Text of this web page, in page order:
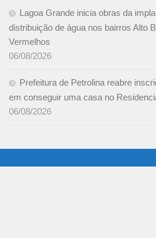
Lagoa Grande inicia obras da
distribuição de água nos bairros Alto
Vermelhos
06/08/2026
Prefeitura de Petrolina reabre
em conseguir uma casa no
06/08/2026